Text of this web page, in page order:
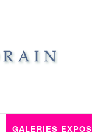
GALERIES EXPOS